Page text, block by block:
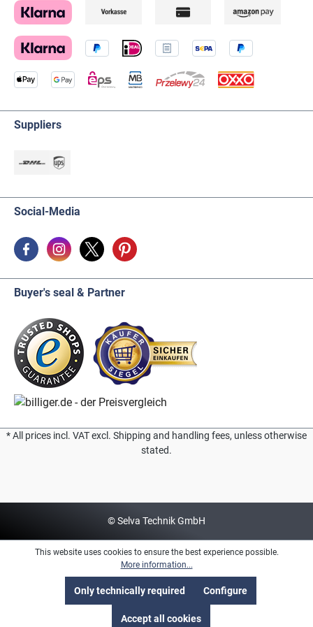
Suppliers
Social-Media
Buyer's seal & Partner
* All prices incl. VAT excl. Shipping and handling fees, unless otherwise
stated.
© Selva Technik GmbH
This website uses cookies to ensure the best experience possible.
More information...
Only technically required Configure
Accept all cookies